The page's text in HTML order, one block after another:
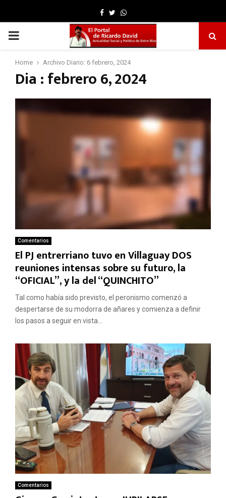
Facebook
TwitterWhatsapp
PRIMARY
MENU
Home Archivo Diario: 6 febrero, 2024
Dia : febrero 6, 2024
Comentarios
El PJ entrerriano tuvo en Villaguay DOS
reuniones intensas sobre su futuro, la
“OFICIAL”, y la del “QUINCHITO”
Tal como había sido previsto, el peronismo comenzó a
despertarse de su modorra de añares y comienza a definir
los pasos a seguir en vista...
Comentarios